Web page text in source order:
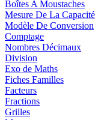
Boîtes A Moustaches
Mesure De La Capacité
Modèle De Conversion
Comptage
Nombres Décimaux
Division
Exo de Maths
Fiches Familles
Facteurs
Fractions
Grilles